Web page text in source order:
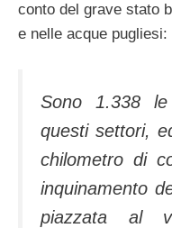
conto del grave stato
e nelle acque pugliesi:
Sono 1.338
questi settori,
chilometro di
inquinamento
piazzata al